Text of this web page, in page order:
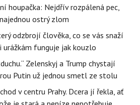
houpačka: Nejdřív rozpálená pec,
ostrý zlom
odzbrojí člověka, co se vás snaží
funguje jak kouzlo
Zelenskyj a Trump chystají
Putin už jednou smetl ze stolu
v centru Prahy. Dcera jí řekla, ať